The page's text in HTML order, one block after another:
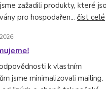
zažadili produkty, které
pro hospodařen... číst celé
k vlastním
jsme minimalizovali mailing.